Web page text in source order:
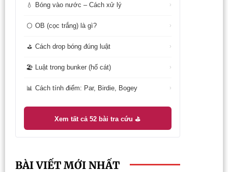
💧 Bóng vào nước – Cách xử lý ›
⚪ OB (cọc trắng) là gì? ›
⛳ Cách drop bóng đúng luật ›
🏖️ Luật trong bunker (hố cát) ›
📊 Cách tính điểm: Par, Birdie, Bogey ›
Xem tất cả 52 bài tra cứu ⛳
BÀI VIẾT MỚI NHẤT